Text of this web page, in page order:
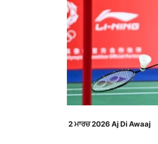
2 ਮਾਰਚ 2026 Aj Di Awaaj